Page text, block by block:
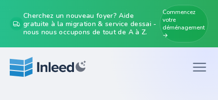
Cherchez un nouveau foyer? Aide
gratuite à la migration & service dessai -
nous nous occupons de tout de A à Z.
Commencez
votre
déménagement
→